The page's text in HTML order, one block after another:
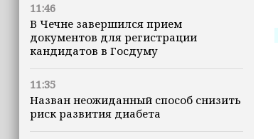
11:46
В Чечне завершился прием
документов для регистрации
кандидатов в Госдуму
11:35
Назван неожиданный способ снизить
риск развития диабета